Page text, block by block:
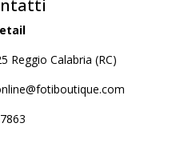
Reggio Calabria (RC)